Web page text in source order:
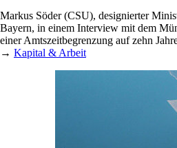
Markus Söder (CSU), designierter
Bayern, in einem Interview mit dem
einer Amtszeitbegrenzung auf zehn
→ Kapital & Arbeit